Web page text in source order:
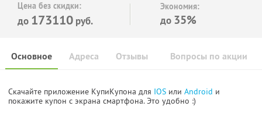
Цена без скидки:
до 173110 руб.
Экономия:
до 35%
Основное Отзывы Вопросы по акции
Адреса
Скачайте приложение КупиКупона для IOS или Android и
покажите купон с экрана смартфона. Это удобно :)